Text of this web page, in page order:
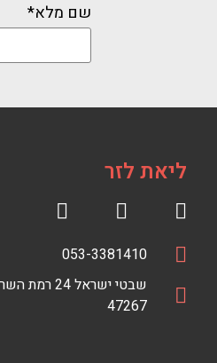
שם מלא*
ליאת לזר
F
טלפון
מספר
053-3381410
כתובת
כתובת
שבטי ישראל 24 רמת
47267